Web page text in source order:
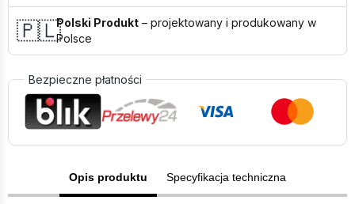
🇵🇱Polski Produkt – projektowany i produkowany w
Polsce
Bezpieczne płatności
Opis produktu Specyfikacja techniczna